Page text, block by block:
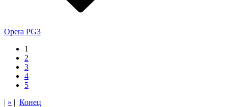
Opera PG3
1
2
3
4
5
| » | Конец